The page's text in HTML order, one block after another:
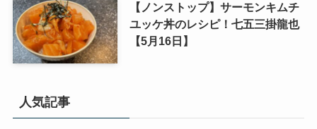
【ノンストップ】サーモンキムチ
ユッケ丼のレシピ！七五三掛龍也
【5月16日】
人気記事